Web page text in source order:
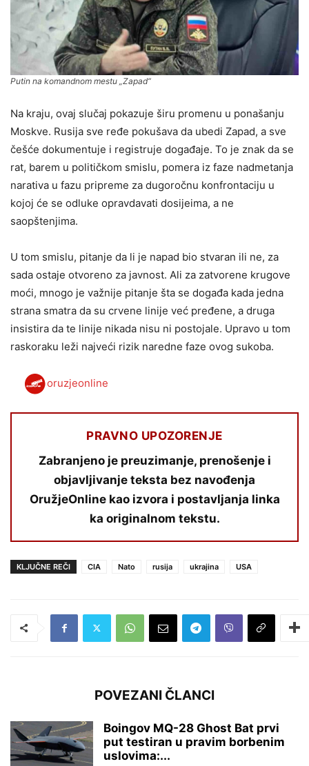
Putin na komandnom mestu „Zapad“
Na kraju, ovaj slučaj pokazuje širu promenu u ponašanju
Moskve. Rusija sve ređe pokušava da ubedi Zapad, a sve
češće dokumentuje i registruje događaje. To je znak da se
rat, barem u političkom smislu, pomera iz faze nadmetanja
narativa u fazu pripreme za dugoročnu konfrontaciju u
kojoj će se odluke opravdavati dosijeima, a ne
saopštenjima.
U tom smislu, pitanje da li je napad bio stvaran ili ne, za
sada ostaje otvoreno za javnost. Ali za zatvorene krugove
moći, mnogo je važnije pitanje šta se događa kada jedna
strana smatra da su crvene linije već pređene, a druga
insistira da te linije nikada nisu ni postojale. Upravo u tom
raskoraku leži najveći rizik naredne faze ovog sukoba.
oruzjeonline
PRAVNO UPOZORENJE
Zabranjeno je preuzimanje, prenošenje i
objavljivanje teksta bez navođenja
OružjeOnline kao izvora i postavljanja linka
ka originalnom tekstu.
KLJUČNE REČI CIA Nato rusija ukrajina USA
POVEZANI ČLANCI
Boingov MQ-28 Ghost Bat prvi
put testiran u pravim borbenim
uslovima:...